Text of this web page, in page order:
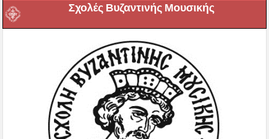
Σχολές Βυζαντινής Μουσικής